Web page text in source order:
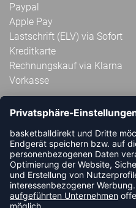
Paypal
Apple Pay
Lastschrift (ELV) via Sofort
Kreditkarte
Rechnungskauf via Klarna
Vorkasse
ABONNIERE JETZT DEN
HANDBALLDIREKT-
NEUIGKEIT ODER AKTION
JETZT